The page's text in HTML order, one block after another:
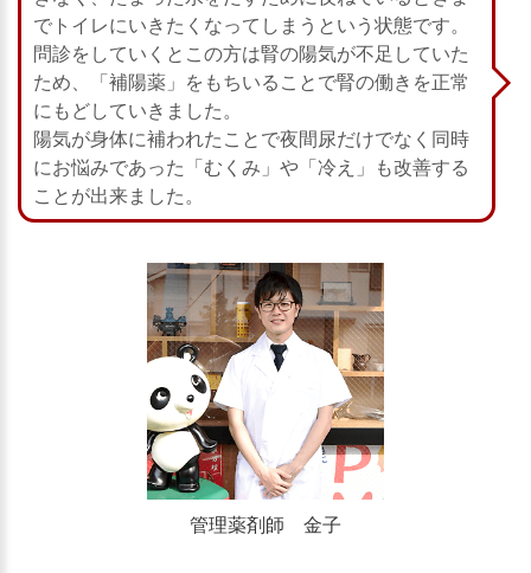
でトイレにいきたくなってしまうという状態です。
問診をしていくとこの方は腎の陽気が不足していた
ため、「補陽薬」をもちいることで腎の働きを正常
にもどしていきました。
陽気が身体に補われたことで夜間尿だけでなく同時
にお悩みであった「むくみ」や「冷え」も改善する
ことが出来ました。
管理薬剤師 金子